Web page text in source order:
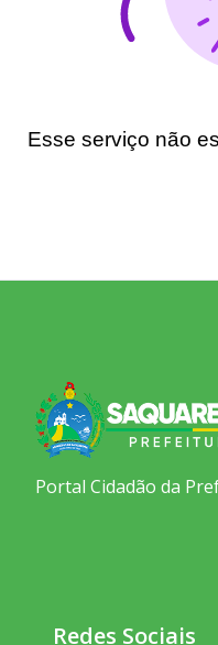
Portal Cidadão da
Redes Sociais